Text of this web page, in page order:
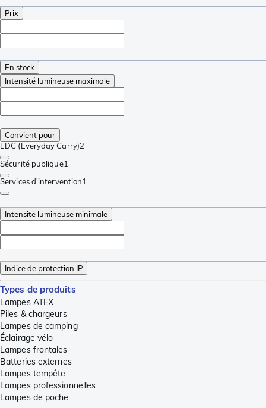
Prix
En stock
Intensité lumineuse maximale
Convient pour
EDC (Everyday Carry)2
Sécurité publique1
Services d'intervention1
Intensité lumineuse minimale
Indice de protection IP
Types de produits
Lampes ATEX
Piles & chargeurs
Lampes de camping
Éclairage vélo
Lampes frontales
Batteries externes
Lampes tempête
Lampes professionnelles
Lampes de poche